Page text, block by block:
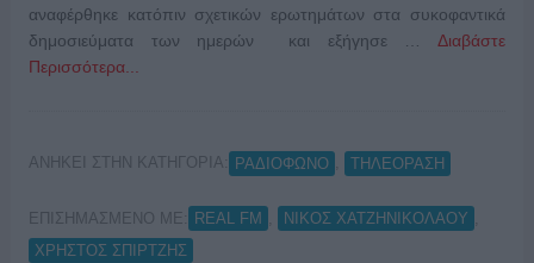
αναφέρθηκε κατόπιν σχετικών ερωτημάτων στα συκοφαντικά
δημοσιεύματα των ημερών και εξήγησε …Διαβάστε
Περισσότερα...
ΑΝΗΚΕΙ ΣΤΗΝ ΚΑΤΗΓΟΡΙΑ: ΡΑΔΙΟΦΩΝΟ ΤΗΛΕΟΡΑΣΗ
ΕΠΙΣΗΜΑΣΜΕΝΟ ΜΕ: REAL FM ΝΙΚΟΣ ΧΑΤΖΗΝΙΚΟΛΑΟΥ
ΧΡΗΣΤΟΣ ΣΠΙΡΤΖΗΣ